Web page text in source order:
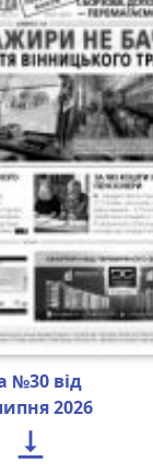
№30 від
2026
